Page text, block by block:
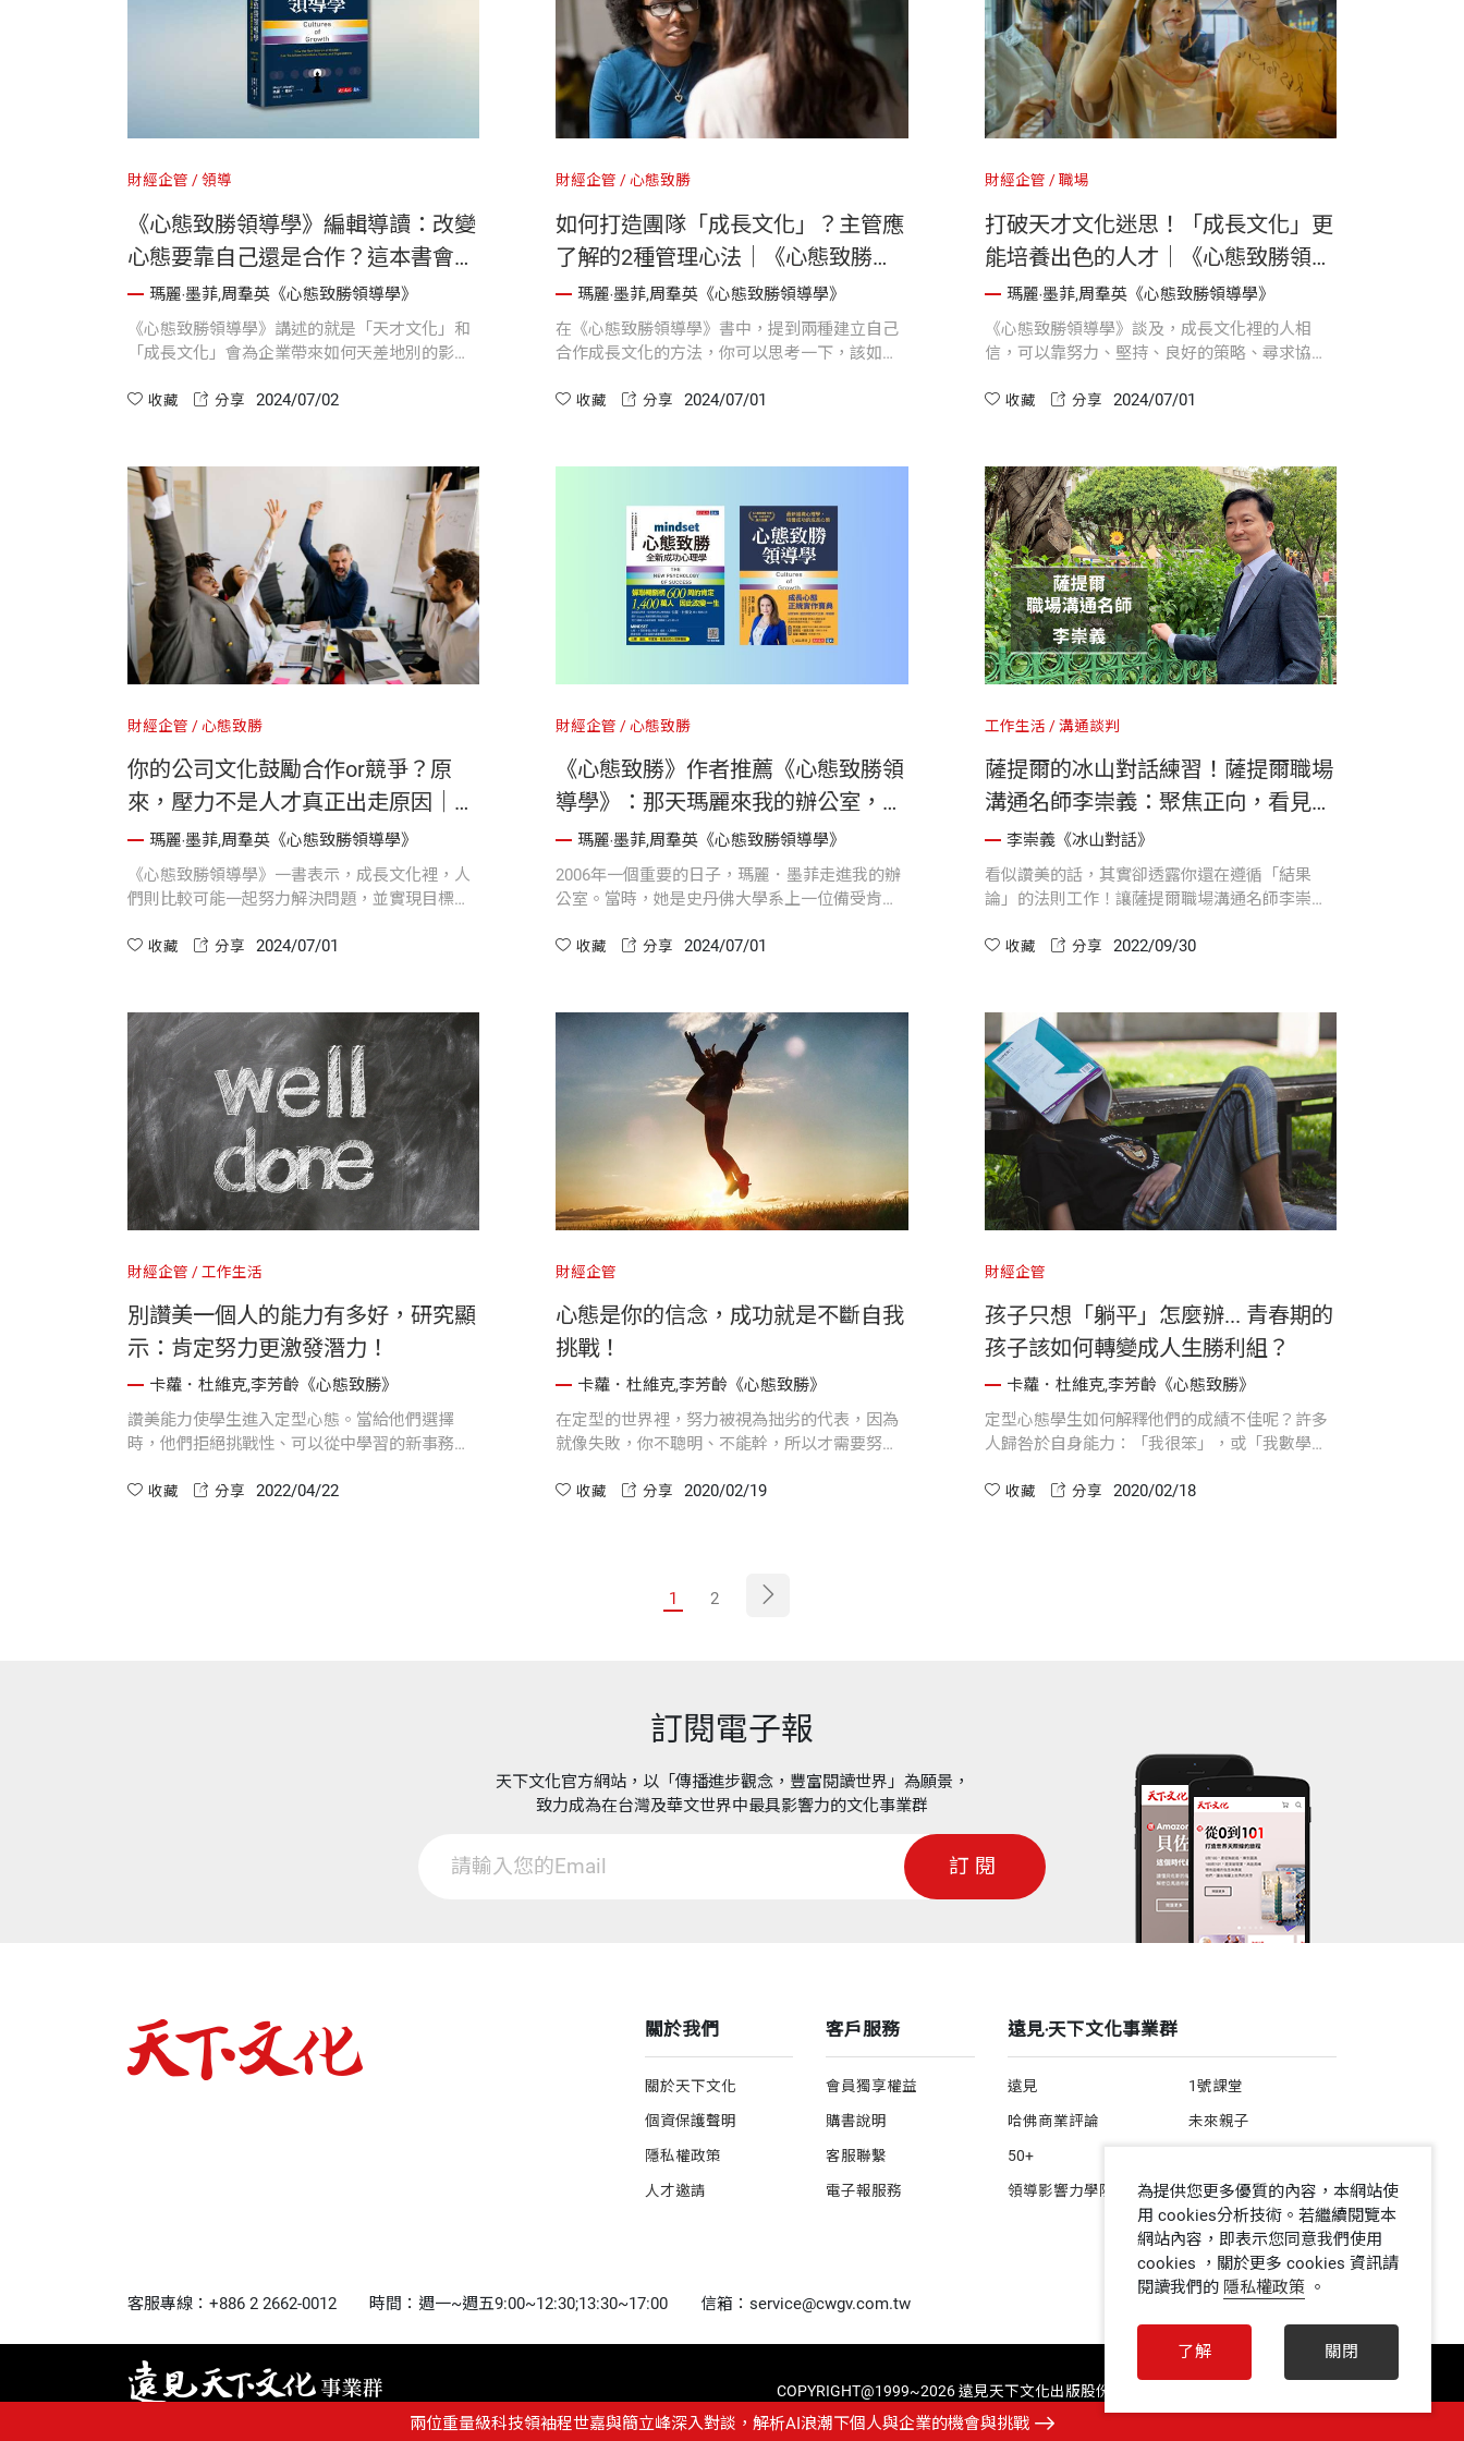
財經企管 領導
《心態致勝領導學》編輯導讀：改變
心態要靠自己還是合作？這本書會告
訴你所有的答案
瑪麗‧墨菲,周羣英《心態致勝領導學》
《心態致勝領導學》講述的就是「天才文化」和
「成長文化」會為企業帶來如何天差地別的影
維克，並將心態的概念擴大運用到組織上，告訴
收藏 分享 2024/07/02
財經企管 心態致勝
如何打造團隊「成長文化」？主管應
了解的2種管理心法｜《心態致勝領
導學》
瑪麗‧墨菲,周羣英《心態致勝領導學》
在《心態致勝領導學》書中，提到兩種建立自己
合作成長文化的方法，你可以思考一下，該如何
能夠一起創新的個人和團隊給予重視。如果公司
的競爭方式，並把這當作團隊的首要任務。
收藏 分享 2024/07/01
財經企管 職場
打破天才文化迷思！「成長文化」更
能培養出色的人才｜《心態致勝領導
學》瑪麗‧墨菲,周羣英《心態致勝領導學》
《心態致勝領導學》談及，成長文化裡的人相
信，可以靠努力、堅持、良好的策略、尋求協助
們經常反思自己的進展，而不僅僅只是報告自己
事，而非只有成功的事。
收藏 分享 2024/07/01
財經企管 心態致勝
你的公司文化鼓勵合作or競爭？原
來，壓力不是人才真正出走原因｜
《心態致勝領導學》
瑪麗‧墨菲,周羣英《心態致勝領導學》
《心態致勝領導學》一書表示，成長文化裡，人
們則比較可能一起努力解決問題，並實現目標；
非合作。這些結果意義重大，因為員工認為組織
收藏 分享 2024/07/01
財經企管 心態致勝
《心態致勝》作者推薦《心態致勝領
導學》：那天瑪麗來我的辦公室，從
此有了改變世界的新觀點
瑪麗‧墨菲,周羣英《心態致勝領導學》
2006年一個重要的日子，瑪麗．墨菲走進我的辦
公室。當時，她是史丹佛大學系上一位備受肯定
不及待想聽她要說些什麼。當時的我完全不知
收藏 分享 2024/07/01
工作生活 溝通談判
薩提爾的冰山對話練習！薩提爾職場
溝通名師李崇義：聚焦正向，看見歷
程 李崇義《冰山對話》
看似讚美的話，其實卻透露你還在遵循「結果
論」的法則工作！讓薩提爾職場溝通名師李崇義
通慣性，免除與人溝通時不必要的衝突與困難，
收藏 分享 2022/09/30
財經企管 工作生活
別讚美一個人的能力有多好，研究顯
示：肯定努力更激發潛力！
卡蘿．杜維克,李芳齡《心態致勝》
讚美能力使學生進入定型心態。當給他們選擇
時，他們拒絕挑戰性、可以從中學習的新事務，
收藏 分享 2022/04/22
財經企管
心態是你的信念，成功就是不斷自我
挑戰！
卡蘿．杜維克,李芳齡《心態致勝》
在定型的世界裡，努力被視為拙劣的代表，因為
就像失敗，你不聰明、不能幹，所以才需要努
要，因為唯有透過努力，你才能變得更聰明、更
收藏 分享 2020/02/19
財經企管
孩子只想「躺平」怎麼辦... 青春期的
孩子該如何轉變成人生勝利組？
卡蘿．杜維克,李芳齡《心態致勝》
定型心態學生如何解釋他們的成績不佳呢？許多
人歸咎於自身能力：「我很笨」，或「我數學很
收藏 分享 2020/02/18
1 2
訂閱電子報
天下文化官方網站，以「傳播進步觀念，豐富閱讀世界」為願景，
致力成為在台灣及華文世界中最具影響力的文化事業群
訂閱
關於我們
關於天下文化
個資保護聲明
隱私權政策
人才邀請
客戶服務
會員獨享權益
購書說明
客服聯繫
電子報服務
遠見‧天下文化事業群
遠見
哈佛商業評論
50+
領導影響力學院
1號課堂
未來親子
客服專線：+886 2 2662-0012 時間：週一~週五9:00~12:30;13:30~17:00 信箱：service@cwgv.com.tw
COPYRIGHT@1999~2026 遠見天下文化出版股份有限公司 ALL RIGHTS RESERVED
為提供您更多優質的內容，本網站使
用 cookies分析技術。若繼續閱覽本
網站內容，即表示您同意我們使用
cookies ，關於更多 cookies 資訊請
閱讀我們的 隱私權政策 。
了解 關閉
兩位重量級科技領袖程世嘉與簡立峰深入對談，解析AI浪潮下個人與企業的機會與挑戰